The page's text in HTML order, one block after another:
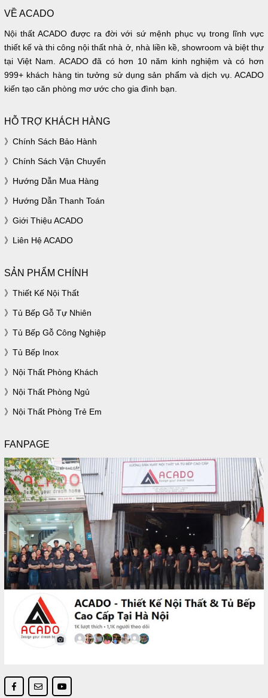
VỀ ACADO
Nội thất ACADO được ra đời với sứ mệnh phục vụ trong lĩnh vực
thiết kế và thi công nội thất nhà ở, nhà liền kề, showroom và biệt thự
tại Việt Nam. ACADO đã có hơn 10 năm kinh nghiệm và có hơn
999+ khách hàng tin tưởng sử dụng sản phẩm và dịch vụ. ACADO
kiến tạo căn phòng mơ ước cho gia đình bạn.
HỖ TRỢ KHÁCH HÀNG
Chính Sách Bảo Hành
Chính Sách Vận Chuyển
Hướng Dẫn Mua Hàng
Hướng Dẫn Thanh Toán
Giới Thiệu ACADO
Liên Hệ ACADO
SẢN PHẨM CHÍNH
Thiết Kế Nội Thất
Tủ Bếp Gỗ Tự Nhiên
Tủ Bếp Gỗ Công Nghiệp
Tủ Bếp Inox
Nội Thất Phòng Khách
Nội Thất Phòng Ngủ
Nội Thất Phòng Trẻ Em
FANPAGE